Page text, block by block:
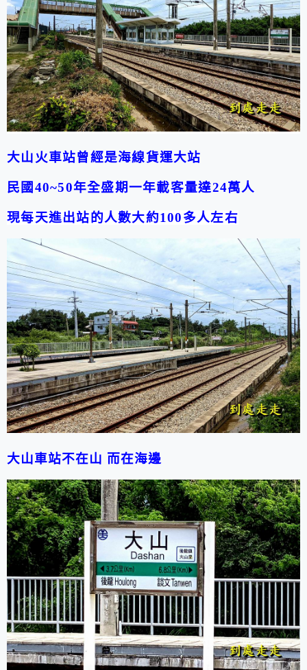
大山火車站曾經是海線貨運大站
民國 40~50年全盛期一年載客量達24萬人
現每天進出站的人數大約100多人左右
大山車站不在山 而在海邊